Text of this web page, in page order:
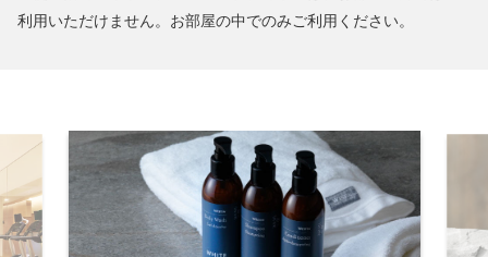
利用いただけません。お部屋の中でのみご利用ください。